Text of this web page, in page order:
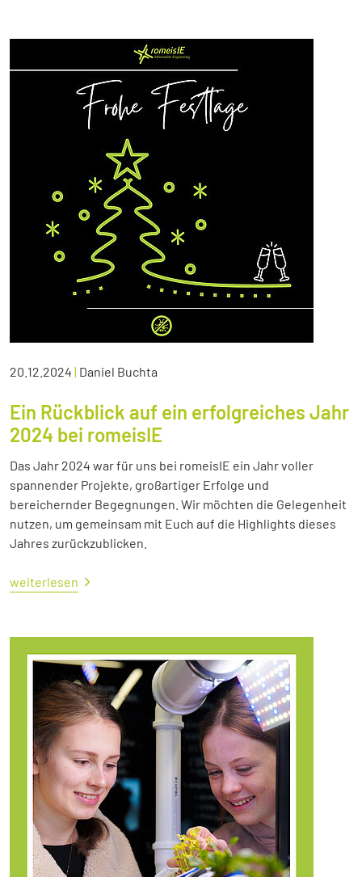
20.12.2024 | Daniel Buchta
Ein Rückblick auf ein erfolgreiches Jahr
2024 bei romeisIE
Das Jahr 2024 war für uns bei romeisIE ein Jahr voller
spannender Projekte, großartiger Erfolge und
bereichernder Begegnungen. Wir möchten die Gelegenheit
nutzen, um gemeinsam mit Euch auf die Highlights dieses
Jahres zurückzublicken.
weiterlesen